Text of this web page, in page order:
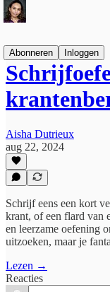
Abonneren
Inloggen
Aisha Dutrieux
aug 22, 2024
Schrijf eens een kort
krant, of een flard van
en leerzame oefening
uitzoeken, maar je
Lezen →
Reacties